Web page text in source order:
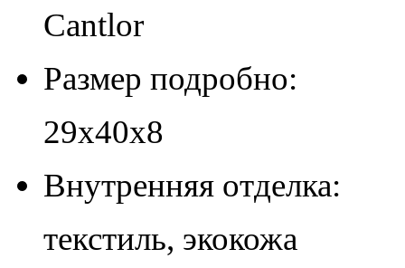
Cantlor
Размер подробно:
29х40х8
Внутренняя отделка:
текстиль, экокожа